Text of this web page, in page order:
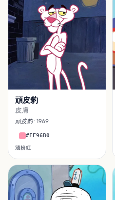
頑皮豹
皮膚
頑皮豹· 1969
#FF96B0
淺粉紅